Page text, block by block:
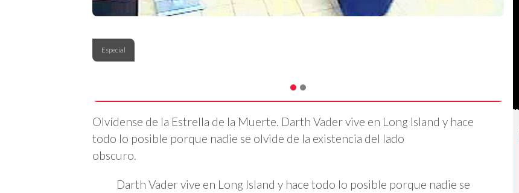
Especial
Olvídense de la Estrella de la Muerte. Darth Vader vive en Long Island y hace
todo lo posible porque nadie se olvide de la existencia del lado
obscuro.
Darth Vader vive en Long Island y hace todo lo posible porque nadie se